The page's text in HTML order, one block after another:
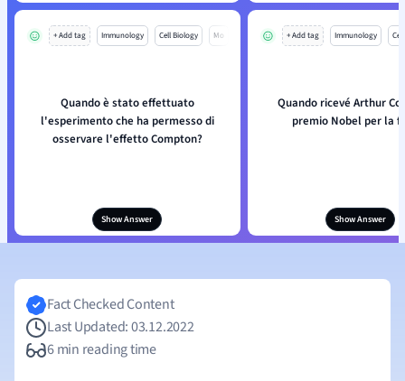
+ Add tag Immunology Cell Biology Mo
Quando è stato effettuato
l'esperimento che ha permesso di
osservare l'effetto Compton?
Show Answer
+ Add tag Immunology
Quando ricevé Arthur
premio Nobel per la
Show Answer
Fact Checked Content
Last Updated: 03.12.2022
6 min reading time